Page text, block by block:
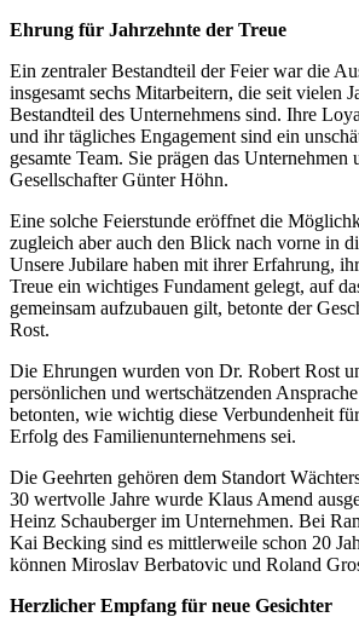
Ehrung für Jahrzehnte der Treue
Ein zentraler Bestandteil der Feier war die
insgesamt sechs Mitarbeitern, die seit vielen
Bestandteil des Unternehmens sind. Ihre
und ihr tägliches Engagement sind ein
gesamte Team. Sie prägen das
Gesellschafter Günter Höhn.
Eine solche Feierstunde eröffnet die
zugleich aber auch den Blick nach vorne in
Unsere Jubilare haben mit ihrer Erfahrung,
Treue ein wichtiges Fundament gelegt, auf
gemeinsam aufzubauen gilt, betonte der
Rost.
Die Ehrungen wurden von Dr. Robert Rost
persönlichen und wertschätzenden
betonten, wie wichtig diese Verbundenheit
Erfolg des Familienunternehmens sei.
Die Geehrten gehören dem Standort
30 wertvolle Jahre wurde Klaus Amend
Heinz Schauberger im Unternehmen. Bei
Kai Becking sind es mittlerweile schon 20
können Miroslav Berbatovic und Roland
Herzlicher Empfang für neue Gesichter